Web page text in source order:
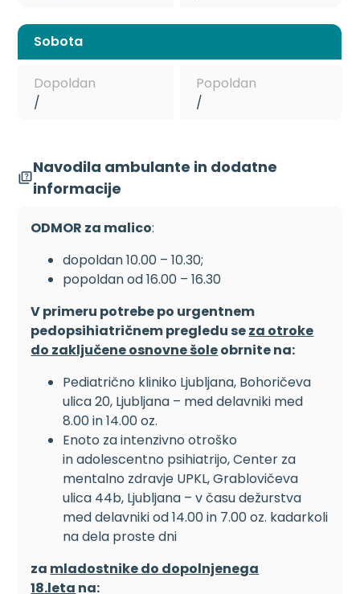
Sobota
Dopoldan
/
Popoldan
/
Navodila ambulante in dodatne
informacije
ODMOR za malico:
dopoldan 10.00 – 10.30;
popoldan od 16.00 – 16.30
V primeru potrebe po urgentnem
pedopsihiatričnem pregledu seza otroke
do zaključene osnovne šoleobrnite na:
Pediatrično kliniko Ljubljana, Bohoričeva
ulica 20, Ljubljana – med delavniki med
8.00 in 14.00 oz.
Enoto za intenzivno otroško
in adolescentno psihiatrijo, Center za
mentalno zdravje UPKL, Grablovičeva
ulica 44b, Ljubljana – v času dežurstva
med delavniki od 14.00 in 7.00 oz. kadarkoli
na dela proste dni
za mladostnike do dopolnjenega
18.leta na: